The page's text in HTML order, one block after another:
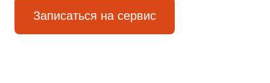
Записаться на сервис